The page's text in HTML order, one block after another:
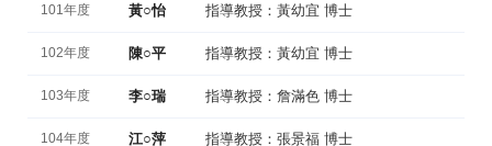
101年度 黃○怡 指導教授：黃幼宜 博士
102年度 陳○平 指導教授：黃幼宜 博士
103年度 李○瑞 指導教授：詹滿色 博士
104年度 江○萍 指導教授：張景福 博士